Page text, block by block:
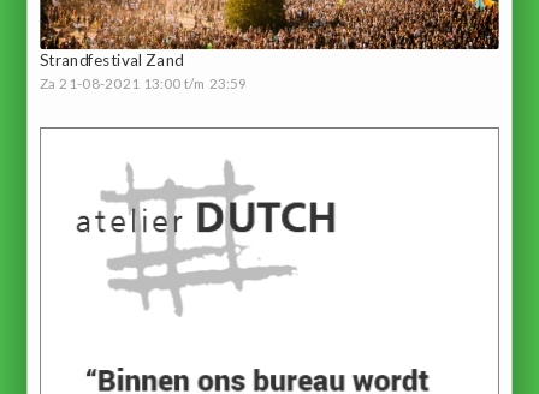
Strandfestival Zand
Za 21-08-2021 13:00 t/m 23:59